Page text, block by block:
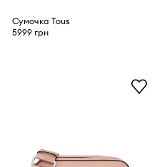
Сумочка Tous
5999 грн